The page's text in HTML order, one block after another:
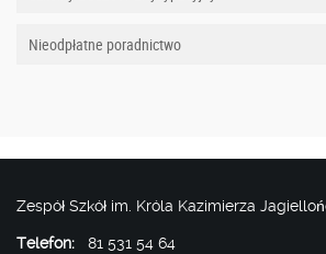
Nieodpłatne poradnictwo
Zespół Szkół im. Króla Kazimierza
Telefon: 81 531 54 64